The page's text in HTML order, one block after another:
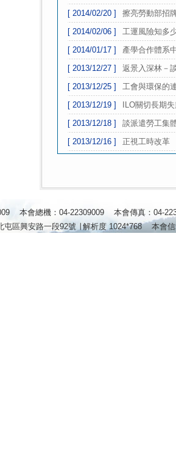
[ 2014/02/20 ]
擦亮勞動部招
[ 2014/02/06 ]
工運風險知多
[ 2014/01/17 ]
產學合作體系
[ 2013/12/27 ]
返景入深林－
[ 2013/12/25 ]
工會與環保的
[ 2013/12/19 ]
ILO關切長期
[ 2013/12/18 ]
談派遣勞工集
[ 2013/12/16 ]
正視工時改革
本會總機：04-22309009 本會傳真：04-
屯區興安路一段92號 ∣解析度 1024*768本會信